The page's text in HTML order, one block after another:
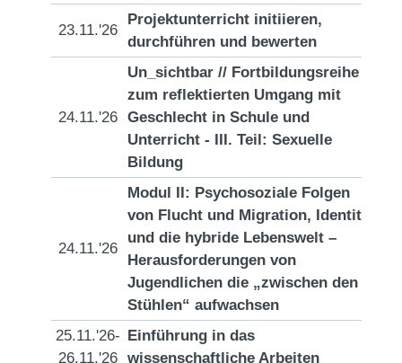
23.11.'26
Projektunterricht initiieren,
durchführen und bewerten
24.11.'26
Un_sichtbar // Fortbildungsreihe
zum reflektierten Umgang mit
Geschlecht in Schule und
Unterricht - III. Teil: Sexuelle
Bildung
24.11.'26
Modul II: Psychosoziale Folgen
von Flucht und Migration, Identität
und die hybride Lebenswelt –
Herausforderungen von
Jugendlichen die „zwischen den
Stühlen“ aufwachsen
25.11.'26-
26.11.'26
Einführung in das
wissenschaftliche Arbeiten